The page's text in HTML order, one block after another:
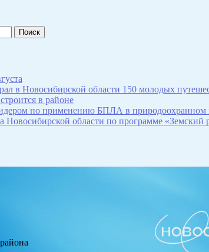
в Новосибирской области 150 молодых
в районе
по применению БПЛА в природоохранном
Новосибирской области по программе «Земский